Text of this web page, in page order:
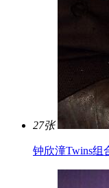
27张
钟欣潼Twins组